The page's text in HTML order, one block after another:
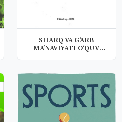
SHARQ VA G‘ARB
MA’NAVIYATI O‘QUV